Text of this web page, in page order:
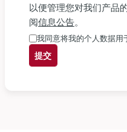
以便管理您对我们产品
阅信息公告。
我同意将我的个人数据用
提交